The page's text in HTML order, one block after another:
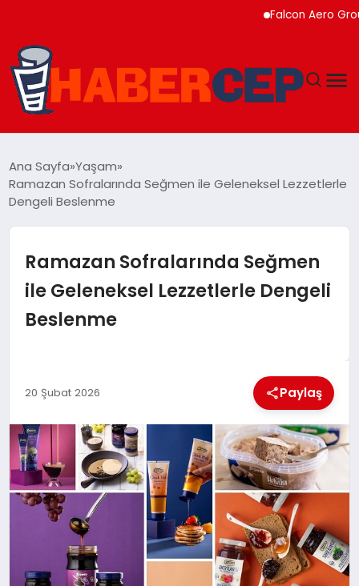
Falcon Aero Group,
GÜNDEM
SOSYAL MEDYA
Ana Sayfa Yaşam
Ramazan Sofralarında Seğmen ile Geleneksel Lezzetlerle
Dengeli Beslenme
Ramazan Sofralarında Seğmen
ile Geleneksel Lezzetlerle Dengeli
Beslenme
20 Şubat 2026 Paylaş